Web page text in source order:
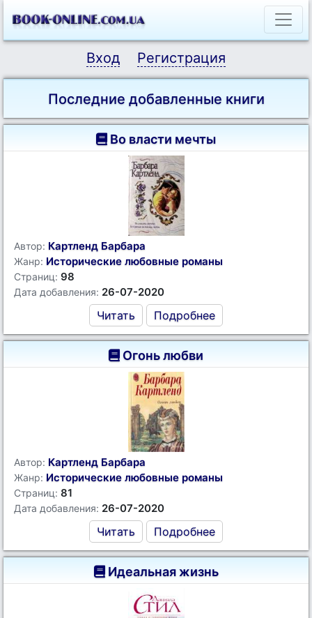
Вход Регистрация
Последние добавленные книги
Во власти мечты
Автор: Картленд Барбара
Жанр: Исторические любовные романы
Страниц: 98
Дата добавления: 26-07-2020
Читать Подробнее
Огонь любви
Автор: Картленд Барбара
Жанр: Исторические любовные романы
Страниц: 81
Дата добавления: 26-07-2020
Читать Подробнее
Идеальная жизнь